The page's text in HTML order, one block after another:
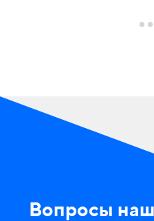
Вопросы